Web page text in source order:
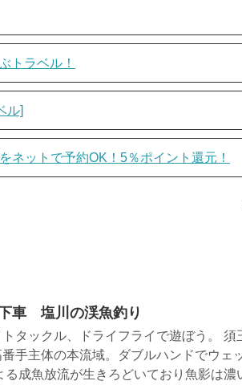
トラベル！
ル]
ネットで予約OK！5％ポイント還元！
車 塩川の渓魚釣り
タックル、ドライフライで遊ぼう。 須
手主体の本流域。ダブルハンドでウェ
成魚放流が生きろどいており魚影は濃